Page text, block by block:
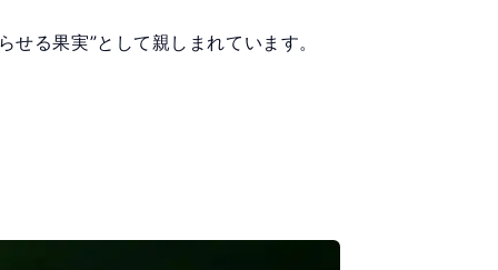
る果実”として親しまれています。